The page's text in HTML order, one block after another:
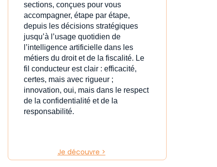
sections, conçues pour vous
accompagner, étape par étape,
depuis les décisions stratégiques
jusqu’à l’usage quotidien de
l’intelligence artificielle dans les
métiers du droit et de la fiscalité. Le
fil conducteur est clair : efficacité,
certes, mais avec rigueur ;
innovation, oui, mais dans le respect
de la confidentialité et de la
responsabilité.
Je découvre >